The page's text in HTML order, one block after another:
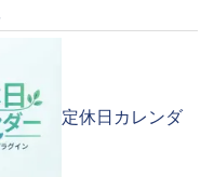
定休日カレンダ